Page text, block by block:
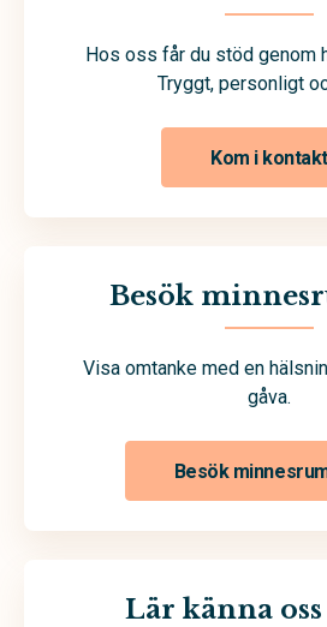
Hos oss får du stöd genom
Tryggt, personligt
Kom i kontakt
Besök
Visa omtanke med en
gåva.
Besök
Lär känna